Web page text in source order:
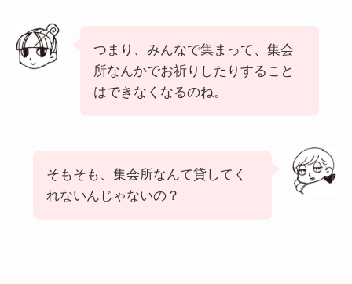
つまり、みんなで集まって、集会
所なんかでお祈りしたりすること
はできなくなるのね。
そもそも、集会所なんて貸してく
れないんじゃないの？